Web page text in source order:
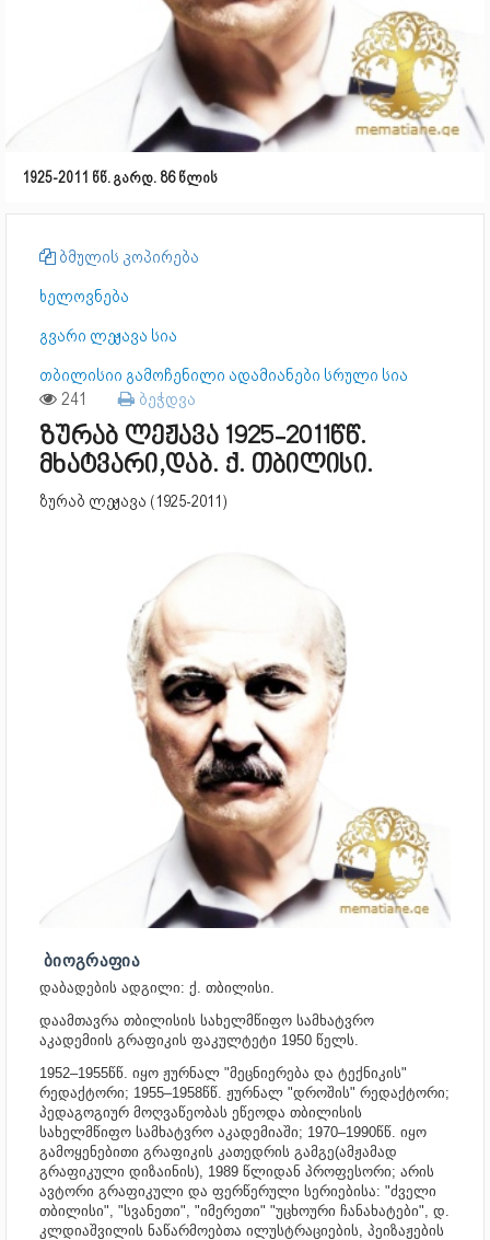
1925-2011 წწ. გარდ. 86 წლის
ბმულის კოპირება
ხელოვნება
გვარი ლეჟავა სია
თბილისიი გამოჩენილი ადამიანები სრული სია
241 ბეჭდვა
ზურაბ ლეჟავა 1925-2011წწ.
მხატვარი,დაბ. ქ. თბილისი.
ზურაბ ლეჟავა (1925-2011)
ᲑᲘᲝᲒᲠᲐᲤᲘᲐ
დაბადების ადგილი: ქ. თბილისი.
დაამთავრა თბილისის სახელმწიფო სამხატვრო
აკადემიის გრაფიკის ფაკულტეტი 1950 წელს.
1952–19­55წწ. იყო ჟურნალ "მეცნიერება და ტექნიკის"
რედაქტორი; 1955–19­58წწ. ჟურნალ "დროშის" რედაქტორი;
პედაგოგიურ მოღვაწეობას ეწეოდა თბილისის
სახელმწიფო სამხატვრო აკადემიაში; 1970–1990წწ. იყო
გამოყენებითი გრაფიკის კათედრის გამგე(ამჟამად
გრაფიკული დიზაინის), 1989 წლიდან პროფესორი; არის
ავტორი გრაფიკული და ფერწერული სერიებისა: "ძველი
თბილისი", "სვანეთი", "იმერეთი" "უცხოური ჩანახატები", დ.
კლდიაშვილის ნაწარმოებთა ილუსტრაციების, პეიზაჟების